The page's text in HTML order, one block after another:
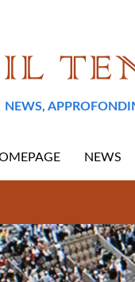
NEWS,
NEWS